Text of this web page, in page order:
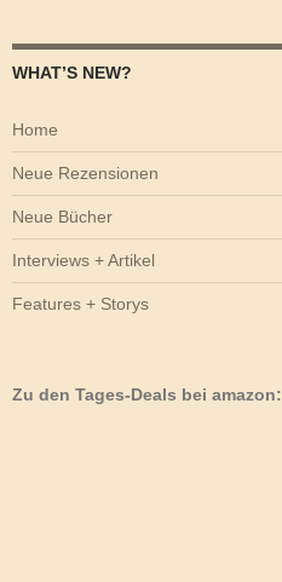
WHAT’S NEW?
Home
Neue Rezensionen
Neue Bücher
Interviews + Artikel
Features + Storys
Zu den Tages-Deals bei amazon: